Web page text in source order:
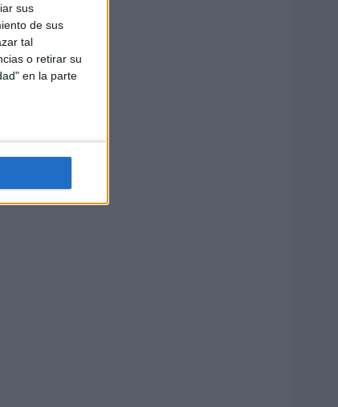
sus
de sus
tal
o retirar su
en la parte